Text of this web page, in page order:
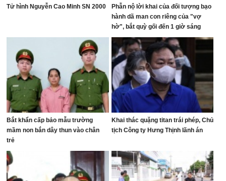
Tử hình Nguyễn Cao Minh SN 2000
Phẫn nộ lời khai của đối tượng bạo
hành dã man con riêng của "vợ
hờ", bắt quỳ gối đến 1 giờ sáng
Bắt khẩn cấp bảo mẫu trường
mầm non bắn dây thun vào chân
trẻ
Khai thác quặng titan trái phép, Chủ
tịch Công ty Hưng Thịnh lãnh án